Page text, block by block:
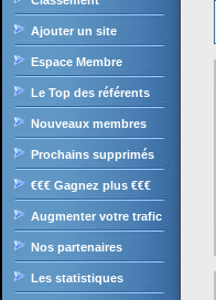
Ajouter un site
Espace Membre
Le Top des référents
Nouveaux membres
Prochains supprimés
€€€ Gagnez plus €€€
Augmenter votre trafic
Nos partenaires
Les statistiques